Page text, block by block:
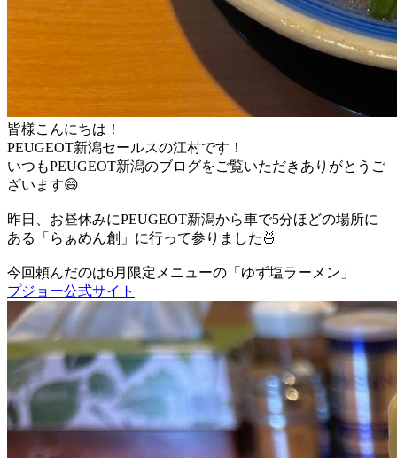
皆様こんにちは！
PEUGEOT新潟セールスの江村です！
いつもPEUGEOT新潟のブログをご覧いただきありがとうご
ざいます😄
昨日、お昼休みにPEUGEOT新潟から車で5分ほどの場所に
ある「らぁめん創」に行って参りました🍜
今回頼んだのは6月限定メニューの「ゆず塩ラーメン」
プジョー公式サイト